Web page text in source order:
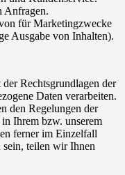
Anfragen.
für Marketingzwecke
Ausgabe von Inhalten).
Rechtsgrundlagen der
Daten verarbeiten.
den Regelungen der
Ihrem bzw. unserem
ferner im Einzelfall
sein, teilen wir Ihnen